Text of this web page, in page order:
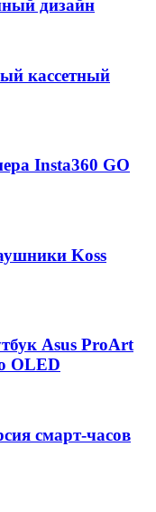
дизайн
кассетный
Insta360 GO
Koss
Asus ProArt
OLED
смарт-часов